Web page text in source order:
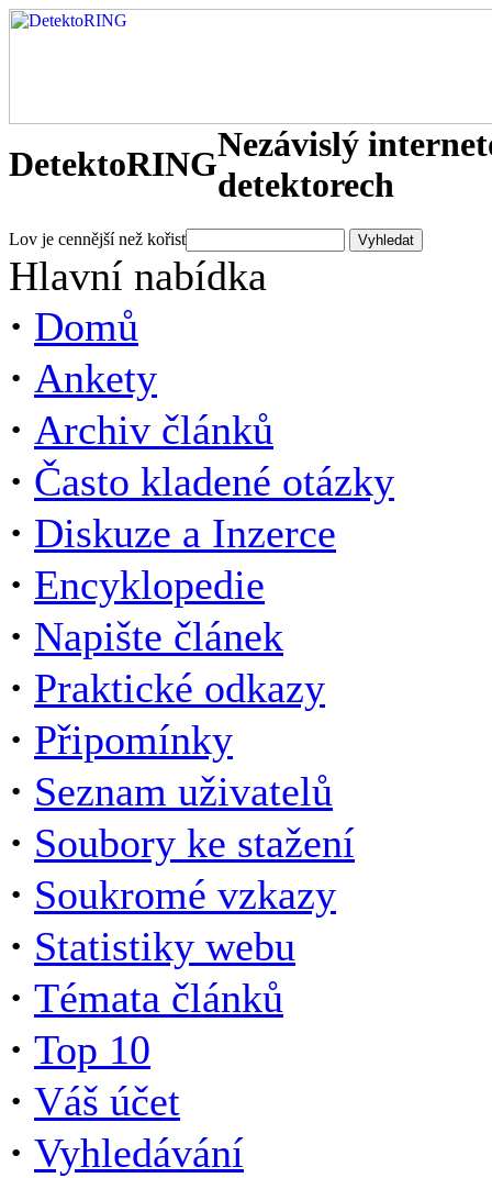
DetektoRINGNezávislý
detektorech
Lov je cennější než kořist
Hlavní nabídka
· Domů
· Ankety
· Archiv článků
· Často kladené otázky
· Diskuze a Inzerce
· Encyklopedie
· Napište článek
· Praktické odkazy
· Připomínky
· Seznam uživatelů
· Soubory ke stažení
· Soukromé vzkazy
· Statistiky webu
· Témata článků
· Top 10
· Váš účet
· Vyhledávání